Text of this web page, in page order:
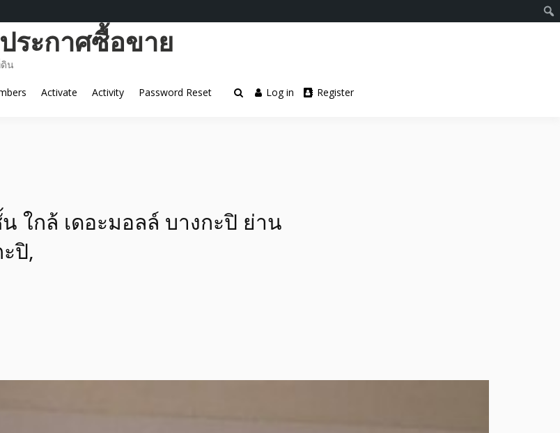
ระกาศซื้อขาย
น
Activate Activity Password Reset Log in Register
ใกล้ เดอะมอลล์ บางกะปิ ย่าน
ปิ,